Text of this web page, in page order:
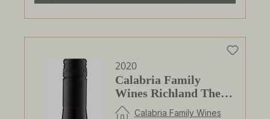
2020
Calabria Family
Wines Richland The
Black Shiraz
Calabria Family Wines